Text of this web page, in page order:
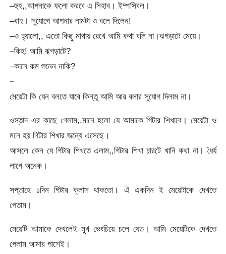
–হুহ,,আপনাকে ফলো করবে এ সিহাব। ইম্পসিবল।
–বাহ। সুযোগে আপনার নামটা ও বলে দিলেন!
–ও হ্যালো,, এতো কিছু মাথায় রেখে আমি কথা বলি না।ঝগড়াটে মেয়ে।
–কিহ! আমি ঝগড়াটে?
–কানে কম শুনেন নাকি?
~
মেয়েটা কি যেন বলতে যাবে কিন্তু আমি আর বলার সুযোগ দিলাম না।
ওস্তাদ এর কাছে গেলাম,,মানে হলো যে আমাকে গিটার শিখাবে। মেয়েটা ও
মনে হয় গিটার শিখার জন্যে এসেছে।
আসলে কেন যে গিটার শিখতে এলাম,,গিটার শিখা চারটে খানি কথা না। ধৈর্য
লাগে অনেক।
সপ্তাহে ১দিন গিটার ক্লাস থাকতো। ঐ একদিন ই মেয়েটাকে দেখতে
পেতাম।
মেয়েটি আমাকে দেখলেই মুখ ভেংচিয়ে চলে যেত। আমি মেয়েটিকে দেখতে
পেলাম আমার পাশেই।